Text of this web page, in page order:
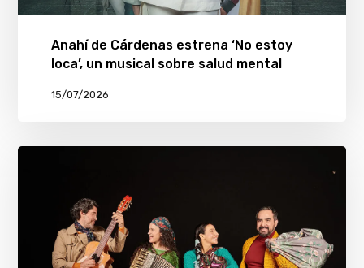
Anahí de Cárdenas estrena ‘No estoy
loca’, un musical sobre salud mental
15/07/2026